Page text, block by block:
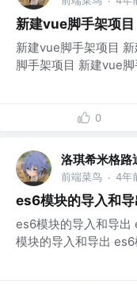
新建vue脚手架项目
新建vue脚手架项目
脚手架项目 新建vue
0
洛琪希米格路
前端菜鸟 · 4年
es6模块的导入和导
es6模块的导入和导出
模块的导入和导出